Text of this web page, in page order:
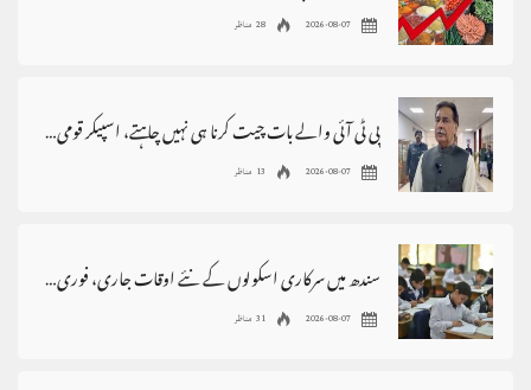
2026-08-07 28 مناظر
پی ٹی آئی والے بات چیت کرنا ہی نہیں چاہتے، اسپیکر قومی اسمبلی
2026-08-07 13 مناظر
سندھ میں سرکاری اسکولوں کے نئے اوقات جاری، فوری نفاذ کا حکم
2026-08-07 31 مناظر